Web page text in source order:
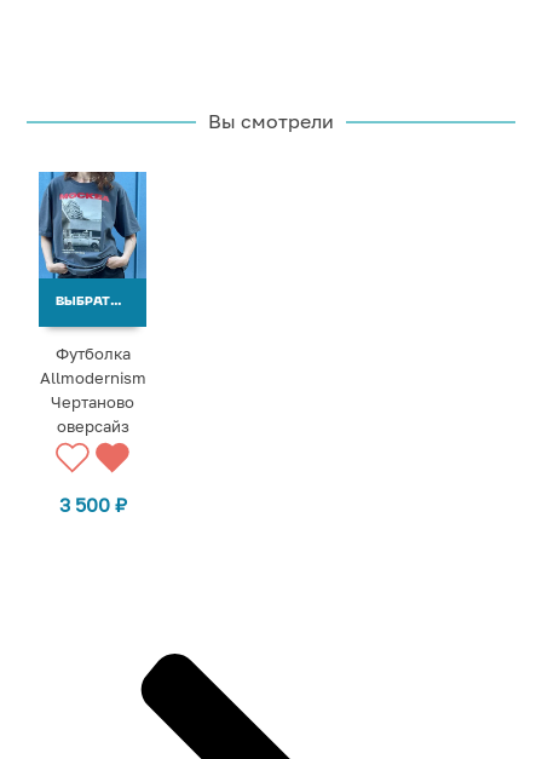
Вы смотрели
ВЫБРАТЬ ВАРИАНТЫ
Футболка
Allmodernism
Чертаново
оверсайз
3 500 ₽